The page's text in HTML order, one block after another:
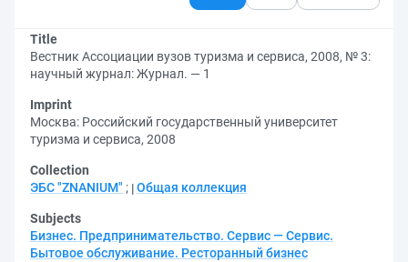
Title
Вестник Ассоциации вузов туризма и сервиса, 2008, № 3:
научный журнал: Журнал. — 1
Imprint
Москва: Российский государственный университет
туризма и сервиса, 2008
Collection
ЭБС "ZNANIUM" ; Общая коллекция
Subjects
Бизнес. Предпринимательство. Сервис — Сервис.
Бытовое обслуживание. Ресторанный бизнес